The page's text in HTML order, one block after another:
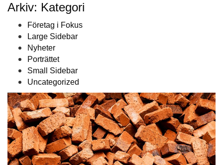
Arkiv: Kategori
Företag i Fokus
Large Sidebar
Nyheter
Porträttet
Small Sidebar
Uncategorized